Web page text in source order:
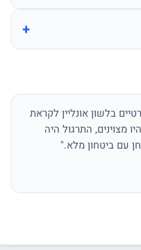
+
בלשון אונליין לקראת
מצוינים, התרגול היה
עם ביטחון מלא."